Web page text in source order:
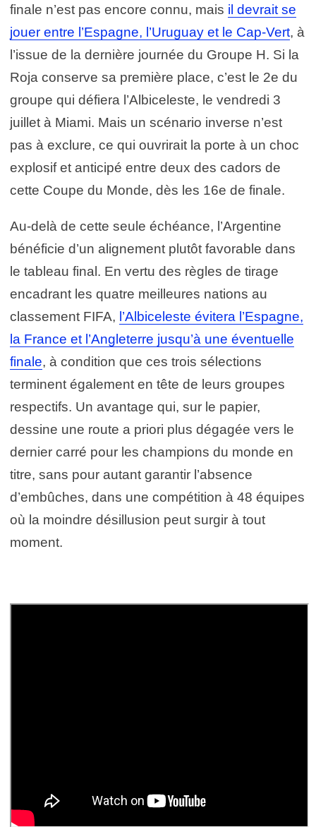
finale n’est pas encore connu, mais il devrait se
jouer entre l’Espagne, l’Uruguay et le Cap-Vert, à
l’issue de la dernière journée du Groupe H. Si la
Roja conserve sa première place, c’est le 2e du
groupe qui défiera l’Albiceleste, le vendredi 3
juillet à Miami. Mais un scénario inverse n’est
pas à exclure, ce qui ouvrirait la porte à un choc
explosif et anticipé entre deux des cadors de
cette Coupe du Monde, dès les 16e de finale.
Au-delà de cette seule échéance, l’Argentine
bénéficie d’un alignement plutôt favorable dans
le tableau final. En vertu des règles de tirage
encadrant les quatre meilleures nations au
classement FIFA, l’Albiceleste évitera l’Espagne,
la France et l’Angleterre jusqu’à une éventuelle
finale, à condition que ces trois sélections
terminent également en tête de leurs groupes
respectifs. Un avantage qui, sur le papier,
dessine une route a priori plus dégagée vers le
dernier carré pour les champions du monde en
titre, sans pour autant garantir l’absence
d’embûches, dans une compétition à 48 équipes
où la moindre désillusion peut surgir à tout
moment.